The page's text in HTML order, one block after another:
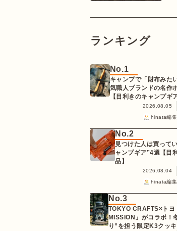
ランキング
No.1
キャンプで「財布みた
気職人ブランドの名作
【目利きのキャンプギア
2026.08.05
hinata編
No.2
見つけた人は買って
ャンプギア”4選【目
品】
2026.08.04
hinata編
No.3
TOKYO CRAFTS×トヨ
MISSION」がコラボ！
り”を担う限定K3クッ